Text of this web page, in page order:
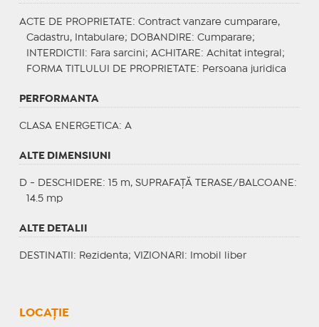
ACTE DE PROPRIETATE : Contract vanzare cumparare,
Cadastru, Intabulare;
DOBANDIRE : Cumparare;
INTERDICTII : Fara sarcini; ACHITARE : Achitat integral;
FORMA TITLULUI DE PROPRIETATE : Persoana juridica
PERFORMANTA
CLASA ENERGETICA: A
ALTE DIMENSIUNI
D - DESCHIDERE: 15 m, SUPRAFAȚĂ TERASE/BALCOANE:
14.5 mp
ALTE DETALII
DESTINATII : Rezidenta; VIZIONARI : Imobil liber
LOCAȚIE